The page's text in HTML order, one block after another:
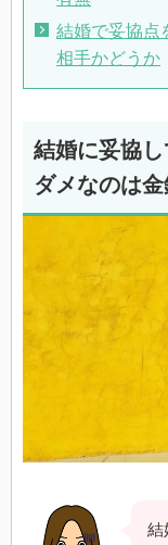
結婚で妥協点
相手かどうか
結婚に妥協
ダメなのは
結